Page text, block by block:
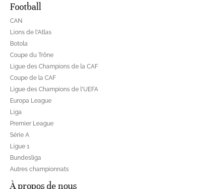
Football
CAN
Lions de l'Atlas
Botola
Coupe du Trône
Ligue des Champions de la CAF
Coupe de la CAF
Ligue des Champions de l'UEFA
Europa League
Liga
Premier League
Série A
Ligue 1
Bundesliga
Autres championnats
À propos de nous